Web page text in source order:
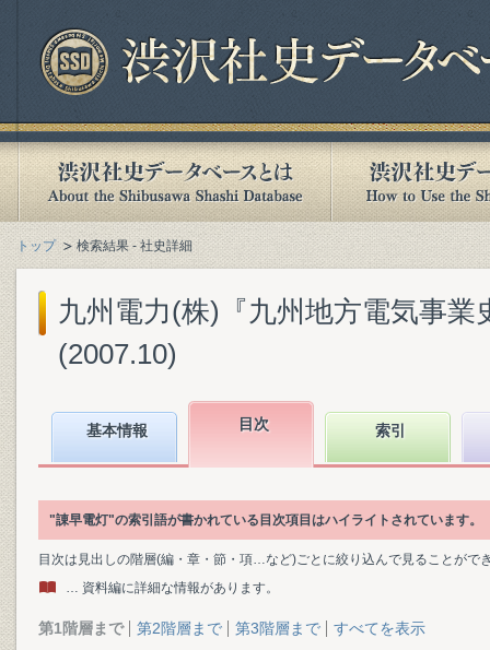
トップ 検索結果 - 社史詳細
九州電力(株)『九州地方電気事業
(2007.10)
基本情報 目次 索引
"諌早電灯"の索引語が書かれている目次項目はハイライトされています。
目次は見出しの階層(編・章・節・項…など)ごとに絞り込んで見ることがで
… 資料編に詳細な情報があります。
第1階層まで 第2階層まで 第3階層まで すべてを表示